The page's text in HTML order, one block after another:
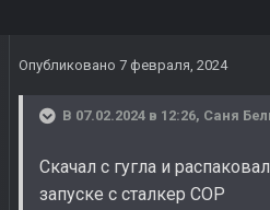
Опубликовано 7 февраля, 2024
В 07.02.2024 в 12:26, Саня
Скачал с гугла и
запуске с сталкер СОР